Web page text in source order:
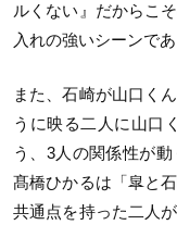
ルくない』だからこ
入れの強いシーンで
また、石崎が山口く
うに映る二人に山口
う、3人の関係性が
髙橋ひかるは「皐と
共通点を持った二人